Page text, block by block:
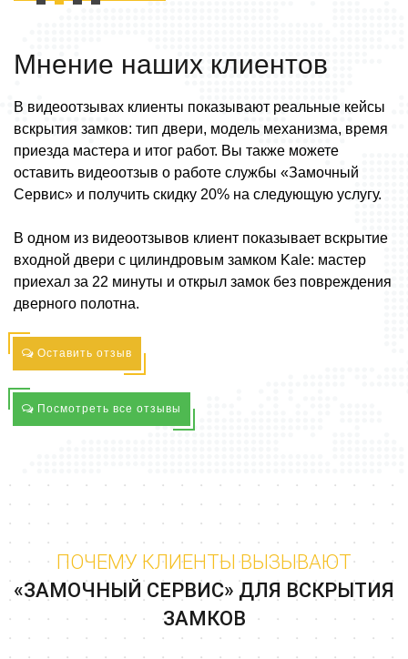
Мнение наших клиентов
В видеоотзывах клиенты показывают реальные кейсы
вскрытия замков: тип двери, модель механизма, время
приезда мастера и итог работ. Вы также можете
оставить видеоотзыв о работе службы «Замочный
Сервис» и получить скидку 20% на следующую услугу.
В одном из видеоотзывов клиент показывает вскрытие
входной двери с цилиндровым замком Kale: мастер
приехал за 22 минуты и открыл замок без повреждения
дверного полотна.
Оставить отзыв
Посмотреть все отзывы
ПОЧЕМУ КЛИЕНТЫ ВЫЗЫВАЮТ
«ЗАМОЧНЫЙ СЕРВИС» ДЛЯ ВСКРЫТИЯ
ЗАМКОВ